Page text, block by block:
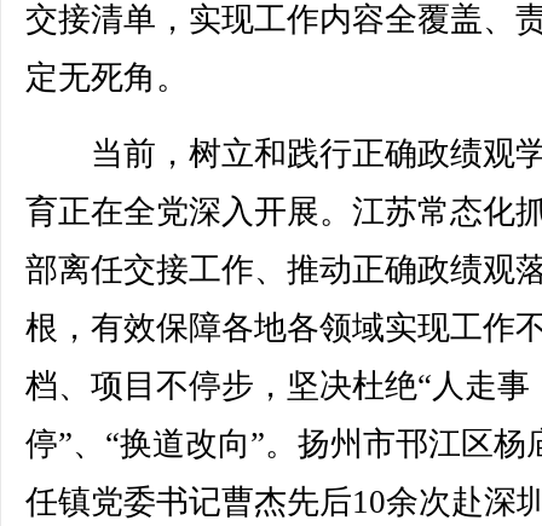
交接清单，实现工作内容全覆盖、
定无死角。
当前，树立和践行正确政绩观
育正在全党深入开展。江苏常态化
部离任交接工作、推动正确政绩观
根，有效保障各地各领域实现工作
档、项目不停步，坚决杜绝“人走事
停”、“换道改向”。扬州市邗江区杨
任镇党委书记曹杰先后10余次赴深